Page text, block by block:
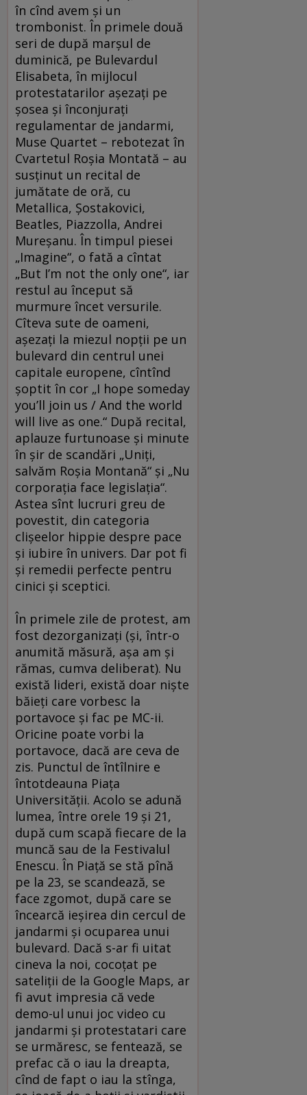
în cînd avem şi un
trombonist. În primele două
seri de după marşul de
duminică, pe Bulevardul
Elisabeta, în mijlocul
protestatarilor aşezaţi pe
şosea şi înconjuraţi
regulamentar de jandarmi,
Muse Quartet – rebotezat în
Cvartetul Roşia Montată – au
susţinut un recital de
jumătate de oră, cu
Metallica, Şostakovici,
Beatles, Piazzolla, Andrei
Mureşanu. În timpul piesei
„Imagine“, o fată a cîntat
„But I’m not the only one“, iar
restul au început să
murmure încet versurile.
Cîteva sute de oameni,
aşezaţi la miezul nopţii pe un
bulevard din centrul unei
capitale europene, cîntînd
şoptit în cor „I hope someday
you’ll join us / And the world
will live as one.“ După recital,
aplauze furtunoase şi minute
în şir de scandări „Uniţi,
salvăm Roşia Montană“ şi „Nu
corporaţia face legislaţia“.
Astea sînt lucruri greu de
povestit, din categoria
clişeelor hippie despre pace
şi iubire în univers. Dar pot fi
şi remedii perfecte pentru
cinici şi sceptici.
În primele zile de protest, am
fost dezorganizaţi (şi, într-o
anumită măsură, aşa am şi
rămas, cumva deliberat). Nu
există lideri, există doar nişte
băieţi care vorbesc la
portavoce şi fac pe MC-ii.
Oricine poate vorbi la
portavoce, dacă are ceva de
zis. Punctul de întîlnire e
întotdeauna Piaţa
Universităţii. Acolo se adună
lumea, între orele 19 şi 21,
după cum scapă fiecare de la
muncă sau de la Festivalul
Enescu. În Piaţă se stă pînă
pe la 23, se scandează, se
face zgomot, după care se
încearcă ieşirea din cercul de
jandarmi şi ocuparea unui
bulevard. Dacă s-ar fi uitat
cineva la noi, cocoţat pe
sateliţii de la Google Maps, ar
fi avut impresia că vede
demo-ul unui joc video cu
jandarmi şi protestatari care
se urmăresc, se fentează, se
prefac că o iau la dreapta,
cînd de fapt o iau la stînga,